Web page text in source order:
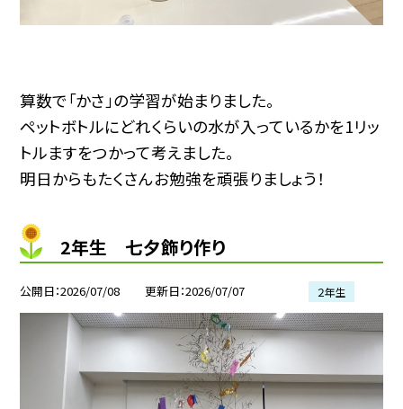
算数で「かさ」の学習が始まりました。
ペットボトルにどれくらいの水が入っているかを1リッ
トルますをつかって考えました。
明日からもたくさんお勉強を頑張りましょう！
2年生 七夕飾り作り
公開日 2026/07/08 更新日 2026/07/07 ２年生